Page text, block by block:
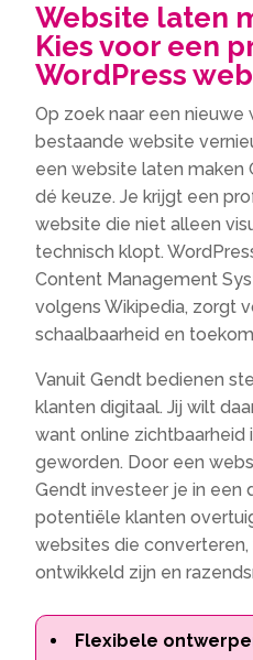
Website laten
Kies voor een
WordPress
Op zoek naar een
bestaande website
een website laten maken
dé keuze. Je krijgt een
website die niet alleen
technisch klopt.
Content Management
volgens Wikipedia, zorgt
schaalbaarheid en
Vanuit Gendt bedienen
klanten digitaal. Jij wilt
want online zichtbaarheid
geworden. Door een
Gendt investeer je in
potentiële klanten
websites die converteren,
ontwikkeld zijn en
Flexibele